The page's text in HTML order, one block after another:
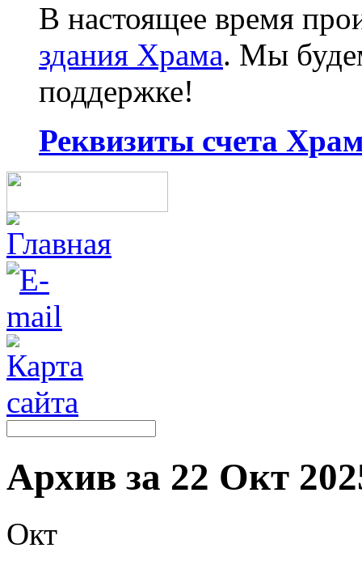
В настоящее время
здания Храма. Мы
поддержке!
Реквизиты счета
Архив за 22 Окт
Окт